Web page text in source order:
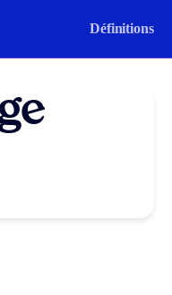
Définitions